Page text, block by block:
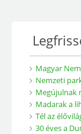
Magyar
Nemzeti
Megújulnak
Madarak a
Tél az
30 éves a